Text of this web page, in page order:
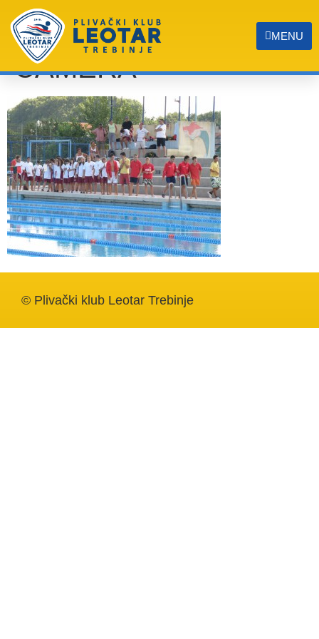
MENU
OLYMPUS DIGITAL
CAMERA
© Plivački klub Leotar Trebinje